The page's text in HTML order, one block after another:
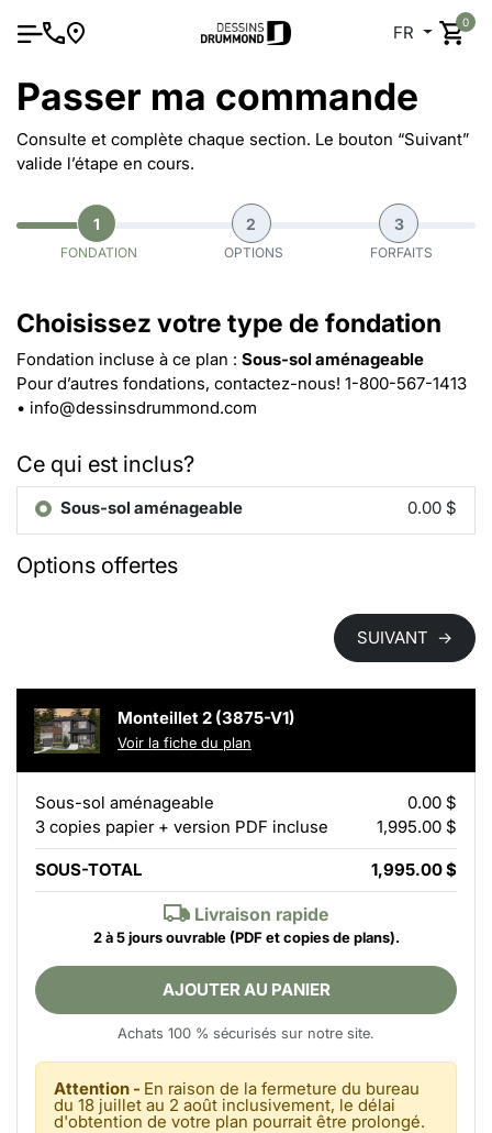
FR
0
Passer ma commande
Consulte et complète chaque section. Le bouton “Suivant”
valide l’étape en cours.
1
FONDATION
2
OPTIONS
3
FORFAITS
Choisissez votre type de fondation
Fondation incluse à ce plan : Sous-sol aménageable
Pour d’autres fondations, contactez-nous! 1-800-567-1413
• info@dessinsdrummond.com
Ce qui est inclus?
Sous-sol aménageable 0.00 $
Options offertes
SUIVANT →
Monteillet 2 (3875-V1)
Voir la fiche du plan
Sous-sol aménageable
0.00 $
3 copies papier + version PDF incluse
1,995.00 $
SOUS-TOTAL 1,995.00 $
Livraison rapide
2 à 5 jours ouvrable(PDF et copies de plans).
AJOUTER AU PANIER
Achats 100 % sécurisés sur notre site.
Attention - En raison de la fermeture du bureau
du 18 juillet au 2 août inclusivement, le délai
d'obtention de votre plan pourrait être prolongé.